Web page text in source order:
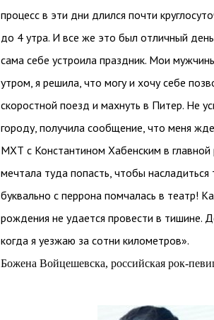
процесс в эти дни длился почти
до 4 утра. И все же это был отличный
сама себе устроила праздник. Мои
утром, я решила, что могу и хочу себе
скоростной поезд и махнуть в Питер. Не
городу, получила сообщение, что меня
МХТ с Константином Хабенским в главной
мечтала туда попасть, чтобы
буквально с перрона помчалась в театр!
рождения не удается провести в тишине.
когда я уезжаю за сотни километров».
Божена Войцешевска, российская рок-